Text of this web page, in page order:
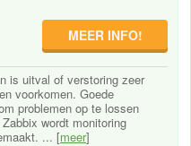
MEER INFO!
is uitval of verstoring zeer
voorkomen. Goede
problemen op te lossen
wordt monitoring
... [meer]